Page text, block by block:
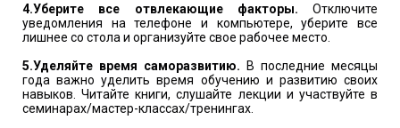
4.Уберите все отвлекающие факторы. Отключите
уведомления на телефоне и компьютере, уберите все
лишнее со стола и организуйте свое рабочее место.
5.Уделяйте время саморазвитию.
В последние месяцы
года важно уделить время обучению и развитию своих
навыков. Читайте книги, слушайте лекции и участвуйте в
семинарах/мастер-классах/тренингах.